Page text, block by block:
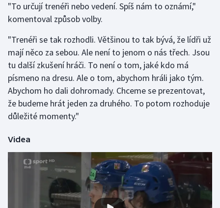
Házená
Jezdectví
Judo
Krasobruslení
Lezení
Lyže a snowboard
Moderní pětiboj
Motorsport
Olympijské hry
"To určují trenéři nebo vedení. Spíš nám to oznámí,"
komentoval způsob volby.
"Trenéři se tak rozhodli. Většinou to tak bývá, že lídři už
mají něco za sebou. Ale není to jenom o nás třech. Jsou
tu další zkušení hráči. To není o tom, jaké kdo má
písmeno na dresu. Ale o tom, abychom hráli jako tým.
Abychom ho dali dohromady. Chceme se prezentovat,
že budeme hrát jeden za druhého. To potom rozhoduje
důležité momenty."
Videa